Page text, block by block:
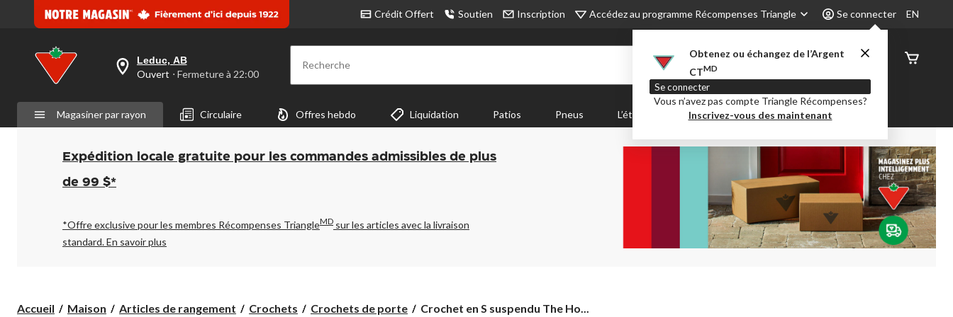
Crédit Offert Soutien Inscription Accédez au programme Récompenses Triangle Se connecter
Obtenez ou échangez de l’Argent
CTMD
Se connecter
Vous n’avez pas compte Triangle Récompenses?
Inscrivez-vous des maintenant
EN
votre
est
Leduc,
AB,
Ouvert,
Fermeture
à
pour
changer
Leduc, AB
Ouvert ⋅ Fermeture à 22:00 Recherche
État de
Magasiner par rayon Circulaire Offres hebdo Liquidation Patios Pneus L’été Party City Centre-auto
Expédition locale gratuite pour les commandes admissibles de plus
de 99 $*
*Offre exclusive pour les membres Récompenses TriangleMD sur les articles avec la livraison
standard.En savoir plus
Accueil Maison Articles de rangement Crochets Crochets de porte
Crochet
Crochet en S suspendu The Ho...